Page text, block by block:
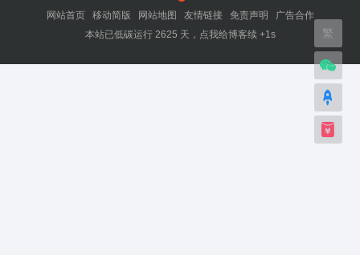
网站首页 移动简版 网站地图 友情链接 免责声明
广告合作
本站已低碳运行2625 天， 点我给博客续 +1s 繁